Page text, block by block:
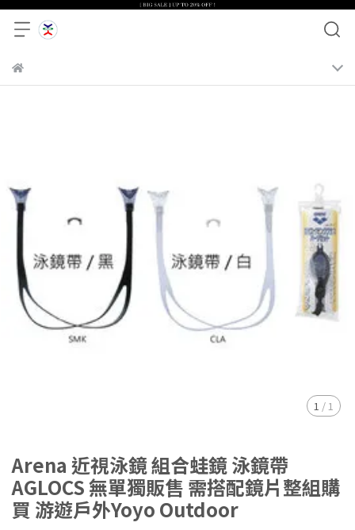
1 /1
Arena 近視泳鏡 組合蛙鏡 泳鏡帶
AGLOCS 無單獨販售 需搭配鏡片整組購
買 游遊戶外Yoyo Outdoor